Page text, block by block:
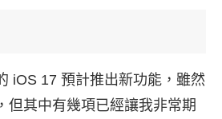
iOS 17 預計推出新功能，雖然
但其中有幾項已經讓我非常期